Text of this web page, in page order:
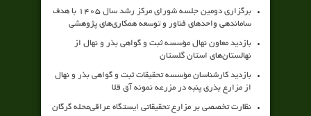
برگزاری دومین جلسه شورای مرکز رشد سال ۱۴۰۵ با هدف
ساماندهی واحدهای فناور و توسعه همکاری‌های پژوهشی
بازدید معاون نهال مؤسسه ثبت و گواهی بذر و نهال از
نهالستان‌های استان گلستان
بازدید کارشناسان مؤسسه تحقیقات ثبت و گواهی بذر و نهال
از مزارع بذری پنبه در مزرعه نمونه آق قلا
نظارت تخصصی بر مزارع تحقیقاتی ایستگاه عراقی‌محله گرگان